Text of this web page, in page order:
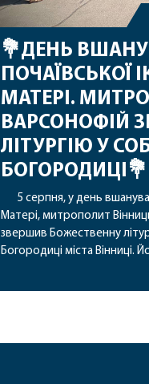
💐ДЕНЬ
ПОЧАЇВСЬКОЇ
МАТЕРІ.
ВАРСОНОФІЙ
ЛІТУРГІЮ У
БОГОРОДИЦІ💐
5 серпня, у день
Матері, митрополит
звершив Божественну
Богородиці міста Вінниці.
співслужили секретар,